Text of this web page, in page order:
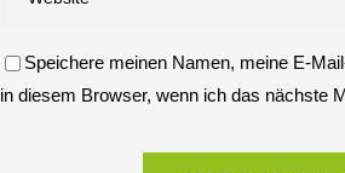
Speichere meinen Namen, meine E-
in diesem Browser, wenn ich das nächste